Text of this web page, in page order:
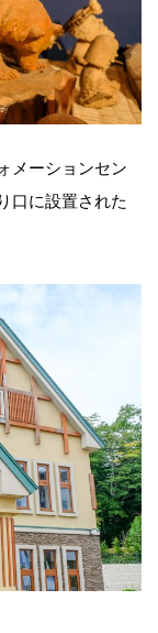
メーションセン
口に設置された